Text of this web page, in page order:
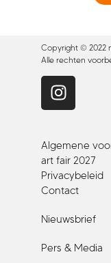
Copyright © 2022
Alle rechten
Algemene
art fair 2027
Privacybeleid
Contact
Nieuwsbrief
Pers & Media